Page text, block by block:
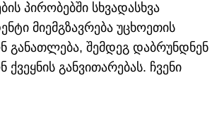
პირობებში სხვადასხვა
მიემგზავრება უცხოეთის
განათლება, შემდეგ დაბრუნდნენ
განვითარებას. ჩვენი